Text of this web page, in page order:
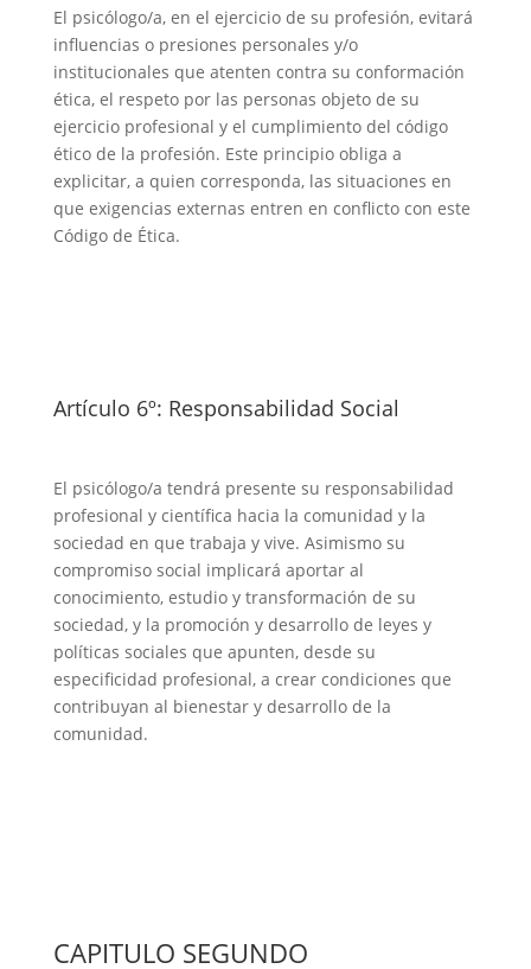
El psicólogo/a, en el ejercicio de su profesión, evitará
influencias o presiones personales y/o
institucionales que atenten contra su conformación
ética, el respeto por las personas objeto de su
ejercicio profesional y el cumplimiento del código
ético de la profesión. Este principio obliga a
explicitar, a quien corresponda, las situaciones en
que exigencias externas entren en conflicto con este
Código de Ética.
Artículo 6º: Responsabilidad Social
El psicólogo/a tendrá presente su responsabilidad
profesional y científica hacia la comunidad y la
sociedad en que trabaja y vive. Asimismo su
compromiso social implicará aportar al
conocimiento, estudio y transformación de su
sociedad, y la promoción y desarrollo de leyes y
políticas sociales que apunten, desde su
especificidad profesional, a crear condiciones que
contribuyan al bienestar y desarrollo de la
comunidad.
CAPITULO SEGUNDO